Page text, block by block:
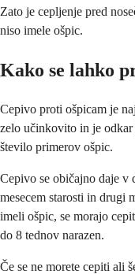
Zato je cepljenje pred
niso imele ošpic.
Kako se lahko
Cepivo proti ošpicam je
zelo učinkovito in je
število primerov ošpic.
Cepivo se običajno daje v
mesecem starosti in drugi
imeli ošpic, se morajo
do 8 tednov narazen.
Če se ne morete cepiti ali